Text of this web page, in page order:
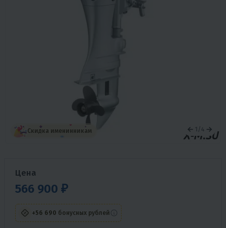
Скидка именинникам / 4
Цена
566 900 ₽
+56 690 бонусных рублей